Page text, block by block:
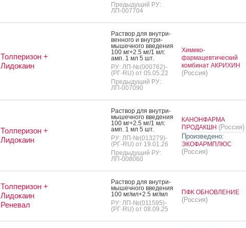
Предыдущий РУ:
ЛП-007704
Толперизон +
Лидокаин
Рас­твор для внут­ри­
вен­но­го и внут­ри­
мышеч­но­го вве­дения
100 мг+2.5 мг/1 мл:
амп. 1 мл 5 шт.
РУ: ЛП-№(000762)-
(РГ-RU) от 05.05.22
Предыдущий РУ:
ЛП-007090
Химико-
фармацевтический
комбинат АКРИХИН
(Россия)
Толперизон +
Лидокаин
Рас­твор для внут­ри­
мышеч­но­го вве­дения
100 мг+2.5 мг/1 мл:
амп. 1 мл 5 шт.
РУ: ЛП-№(013279)-
(РГ-RU) от 19.01.26
Предыдущий РУ:
ЛП-008060
КАНОНФАРМА
ПРОДАКШН (Россия)
Произведено:
ЭКОФАРМПЛЮС
(Россия)
Толперизон +
Лидокаин
Реневал
Рас­твор для внут­ри­
мышеч­но­го вве­дения
100 мг/мл+2.5 мг/мл
РУ: ЛП-№(011595)-
(РГ-RU) от 08.09.25
ПФК ОБНОВЛЕНИЕ
(Россия)